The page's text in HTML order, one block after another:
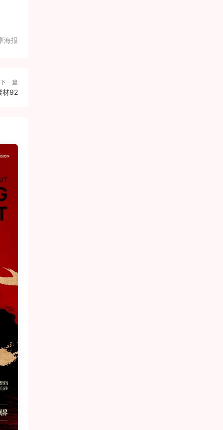
海报
下一篇
材92